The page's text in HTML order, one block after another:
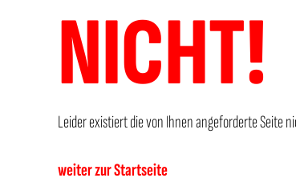
NICHT!
Leider existiert die von Ihnen angeforderte Seite
weiter zur Startseite